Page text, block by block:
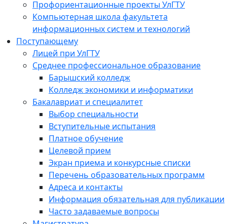
Профориентационные проекты УлГТУ
Компьютерная школа факультета
информационных систем и технологий
Поступающему
Лицей при УлГТУ
Среднее профессиональное образование
Барышский колледж
Колледж экономики и информатики
Бакалавриат и специалитет
Выбор специальности
Вступительные испытания
Платное обучение
Целевой прием
Экран приема и конкурсные списки
Перечень образовательных программ
Адреса и контакты
Информация обязательная для публикации
Часто задаваемые вопросы